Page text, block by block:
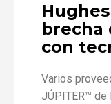
brecha
con
Varios
JÚPITER™ de